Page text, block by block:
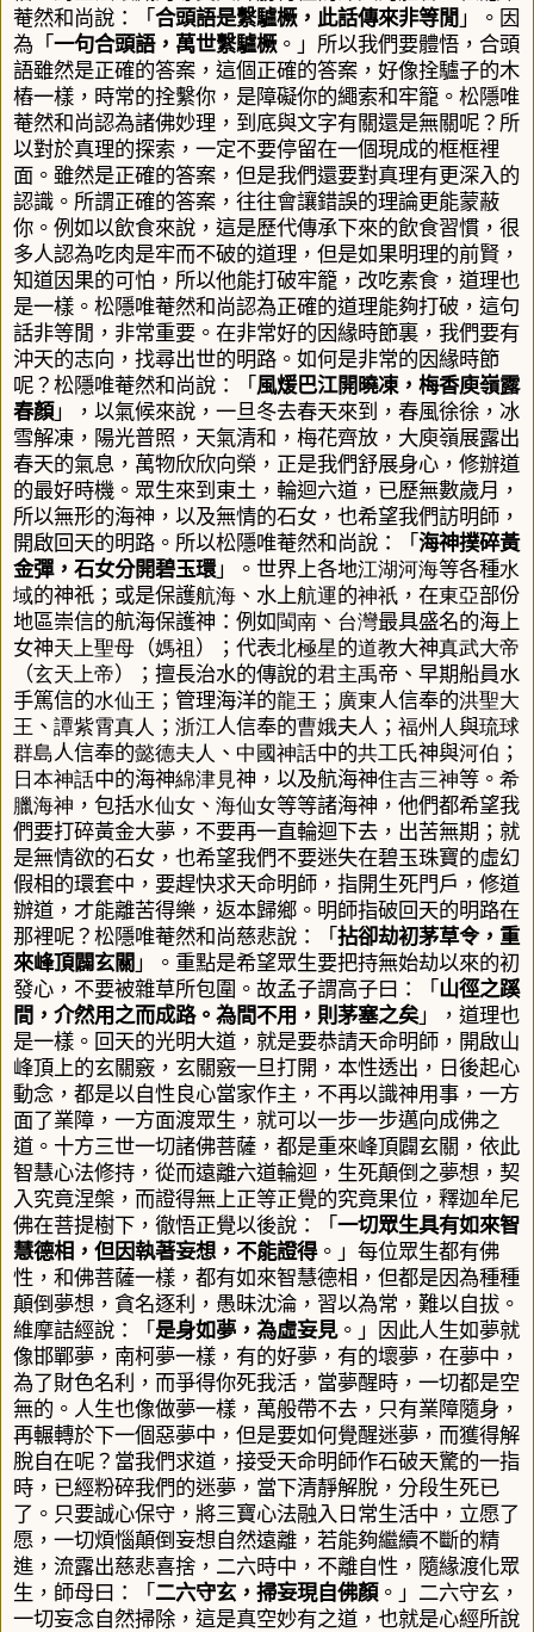
菴然和尚說：「 合頭語是繫驢橛，此話傳來非等閒 」。因
為「 一句合頭語，萬世繫驢橛。」所以我們要體悟，合頭
語雖然是正確的答案，這個正確的答案，好像拴驢子的木
樁一樣，時常的拴繫你，是障礙你的繩索和牢籠。松隱唯
菴然和尚認為諸佛妙理，到底與文字有關還是無關呢？所
以對於真理的探索，一定不要停留在一個現成的框框裡
面。雖然是正確的答案，但是我們還要對真理有更深入的
認識。所謂正確的答案，往往會讓錯誤的理論更能蒙蔽
你。例如以飲食來說，這是歷代傳承下來的飲食習慣，很
多人認為吃肉是牢而不破的道理，但是如果明理的前賢，
知道因果的可怕，所以他能打破牢籠，改吃素食，道理也
是一樣。松隱唯菴然和尚認為正確的道理能夠打破，這句
話非等閒，非常重要。在非常好的因緣時節裏，我們要有
沖天的志向，找尋出世的明路。如何是非常的因緣時節
呢？松隱唯菴然和尚說：「 風煖巴江開曉凍，梅香庾嶺露
春顏 」，以氣候來說，一旦冬去春天來到，春風徐徐，冰
雪解凍，陽光普照，天氣清和，梅花齊放，大庾嶺展露出
春天的氣息，萬物欣欣向榮，正是我們舒展身心，修辦道
的最好時機。眾生來到東土，輪迴六道，已歷無數歲月，
所以無形的海神，以及無情的石女，也希望我們訪明師，
開啟回天的明路。所以松隱唯菴然和尚說：「 海神撲碎黃
金彈，石女分開碧玉環」。 世界上各地江湖河海等各種水
域的神祇；或是保護航海 、水上航運的神祇 ，在東亞部份
地區崇信的航海保護神：例如閩南 、 台灣最具盛名的海上
女神天上聖母 （媽祖 ）；代表北極星的道教大神真武大帝
（玄天上帝）；擅長治水的傳說的君主禹帝、早期船員水
手篤信的水仙王 ；管理海洋的龍王 ； 廣東人信奉的洪聖大
王 、 譚紫霄真人 ； 浙江人信奉的曹娥夫人； 福州人與琉球
群島人信奉的懿德夫人 、 中國神話中的共工氏神與河伯 ；
日本神話中的海神綿津見神，以及航海神住吉三神等。 希
臘海神 ，包括水仙女 、 海仙女等等諸海神，他們都希望我
們要打碎黃金大夢，不要再一直輪迴下去，出苦無期；就
是無情欲的石女，也希望我們不要迷失在碧玉珠寶的虛幻
假相的環套中，要趕快求天命明師，指開生死門戶，修道
辦道 ， 才能離苦得樂 ，返本歸鄉 。明師指破回天的明路在
那裡呢？ 松隱唯菴然和尚慈悲說：「 拈卻劫初茅草令，重
來峰頂闢玄關 」。重點是希望眾生要把持無始劫以來的初
發心，不要被雜草所包圍。 故孟子謂高子曰：「 山徑之蹊
間，介然用 之而成路。為間不用，則 茅塞之矣」
，道理也
是一樣。回天的光明大道 ，就是要恭請天命明師，開啟山
峰頂上的玄關竅，玄關竅一旦打開，本性透出，日後起心
動念，都是以自性良心當家作主，不再以識神用事，一方
面了業障，一方面渡眾生，就可以一步一步邁向成佛之
道。 十方三世一切諸佛菩薩，都是重來峰頂闢玄關 ， 依此
智慧心法修持，從而遠離六道輪迴，生死顛倒之夢想，契
入究竟涅槃，而證得無上正等正覺的究竟果位，釋迦牟尼
佛在菩提樹下，徹悟正覺以後說：
「 一切眾生具有如來智
慧德相，但因執著妄想，不能證得。」 每位眾生都有佛
性，和佛菩薩一樣，都有如來智慧德相，但都是因為種種
顛倒夢想，貪名逐利，愚昧沈淪，習以為常，難以自拔。
維摩詰經說：
「 是身如夢，為虛妄見。」
因此人生如夢就
像邯鄲夢，南柯夢一樣，有的好夢，有的壞夢，在夢中，
為了財色名利，而爭得你死我活，當夢醒時，一切都是空
無的。人生也像做夢一樣，萬般帶不去，只有業障隨身，
再輾轉於下一個惡夢中，但是要如何覺醒迷夢，而獲得解
脫自在呢？當我們求道，接受天命明師作石破天驚的一指
時，已經粉碎我們的迷夢，當下清靜解脫，分段生死已
了。只要誠心保守，將三寶心法融入日常生活中，立愿了
愿，一切煩惱顛倒妄想自然遠離，若能夠繼續不斷的精
進，流露出慈悲喜捨，二六時中，不離自性，隨緣渡化眾
生，師母曰：
「 二六守玄，掃妄現自佛顏 。」 二六守玄，
一切妄念自然掃除，這是真空妙有之道，也就是心經所說